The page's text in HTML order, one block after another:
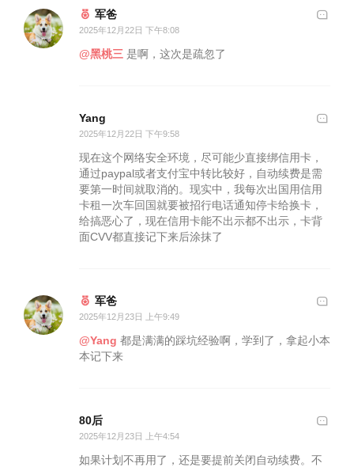
军爸
2025年12月22日 下午8:08
@黑桃三 是啊，这次是疏忽了
Yang
2025年12月22日 下午9:58
现在这个网络安全环境，尽可能少直接绑信用卡，
通过paypal或者支付宝中转比较好，自动续费是需
要第一时间就取消的。现实中，我每次出国用信用
卡租一次车回国就要被招行电话通知停卡给换卡，
给搞恶心了，现在信用卡能不出示都不出示，卡背
面CVV都直接记下来后涂抹了
军爸
2025年12月23日 上午9:49
@Yang 都是满满的踩坑经验啊，学到了，拿起小本
本记下来
80后
2025年12月23日 上午4:54
如果计划不再用了，还是要提前关闭自动续费。不